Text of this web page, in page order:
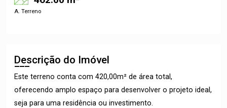
A. Terreno
Descrição do Imóvel
Este terreno conta com 420,00m² de área total,
oferecendo amplo espaço para desenvolver o projeto ideal,
seja para uma residência ou investimento.